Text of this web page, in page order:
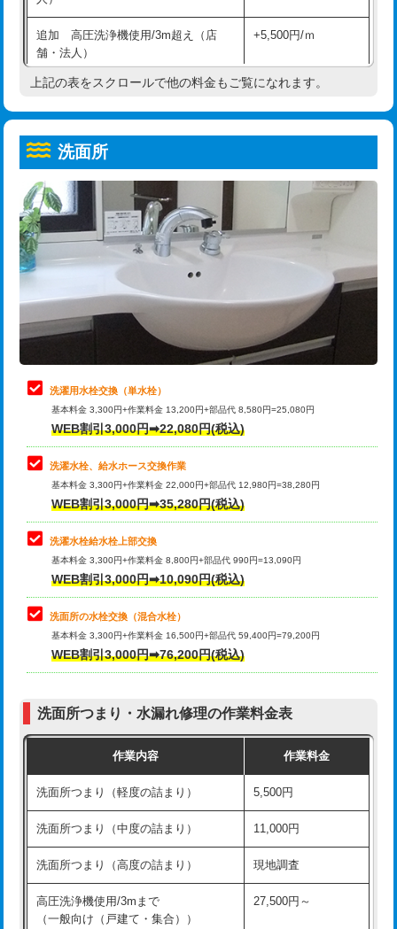
コンクリート斫り（厚さ10㎝超え）
モルタル補修（厚さ10㎝まで） 27,500円
モルタル補修（厚さ10㎝超え） 38,500円
洗面台設置 38,500円
追加人工
廃棄・処分 現場見積
※給水管工事は20mmまでの価格です。
給水管工事※（ホール加工)
給水管工事※（バンド止め) 3,300円
給水管工事※（支持金具設置) 5,500円
給水管工事※（保温材使用（バンド止
め込み）)
5,500円
給水管工事※（土の掘削・埋め戻し作
業)
11,000円
給水管工事※（塩ビ管（VP・HI）使
用/3ｍまで)
33,000円
給水管工事※（塩ビ管（VP・HI）使
用（追加）/3ｍ超え)
給水管工事※（ライニング鋼管・銅
管・ポリ管・HT管使用/3ｍまで)
44,000円
給水管工事※（ライニング鋼管・銅
管・ポリ管・HT管使用/3ｍ超え)
排水管工事（土の掘削・埋め戻し作
業）
排水管工事（排水管工事/3ｍまで） 55,000円
排水管工事（追加 排水管工事/3ｍ超
え）
マス交換（土の掘削・埋め戻し作業）
マス交換（深さ50㎝未満）
マス交換（深さ50㎝以上）
モルタル補修（厚さ10㎝まで） 27,500円
モルタル補修（厚さ10㎝超え） 38,500円
洗面台設置 38,500円
バスタブ設置 現場見積
追加人工 16,500円
追加 高圧洗浄機使用/3m超え（店
舗・法人）
+5,500円/ｍ
高度高圧洗浄換 現地調査
トーラー機使用/3mまで
追加トーラー機使用/3m超え +3,300円
カメラ調査 33,000円
桝清掃
止水・漏水調査・防水処理・清掃・修
理・調整・分解・加工など（軽作業）
11,000円
止水・漏水調査・防水処理・清掃・修
理・調整・分解・加工など（中作業）
22,000円
止水・漏水調査・防水処理・清掃・修
理・調整・分解・加工など（重作業）
33,000円
キッチンタンク脱着
その他部品の脱着
交換・取付（タンク）
交換・取付(単水栓（壁付・デッキ
式）)
交換・取付(混合水栓（壁付・デッキ
式・ワンホール）)
16,500円+材料費
（P/S/ポップアップ））
交換・取付（その他部品） 11,000円+材料費
持込商品取付（単水栓） 13,200円
持込商品取付（混合水栓） 16,500円
持込商品取付（浄水器・分岐水栓） 16,500円
給水管工事※（ホール加工) 16,500円
給水管工事※（バンド止め)
上記の表をスクロールで他の料金もご覧になれます。
洗面所
洗濯用水栓交換（単水栓）
基本料金 3,300円+作業料金 13,200円+部品代 8,580円=25,080円
WEB割引3,000円➡22,080円(税込)
洗濯水栓、給水ホース交換作業
基本料金 3,300円+作業料金 22,000円+部品代 12,980円=38,280円
WEB割引3,000円➡35,280円(税込)
洗濯水栓給水栓上部交換
基本料金 3,300円+作業料金 8,800円+部品代 990円=13,090円
WEB割引3,000円➡10,090円(税込)
洗面所の水栓交換（混合水栓）
基本料金 3,300円+作業料金 16,500円+部品代 59,400円=79,200円
WEB割引3,000円➡76,200円(税込)
洗面所つまり・水漏れ修理の作業料金表
作業内容 作業料金
洗面所つまり（軽度の詰まり） 5,500円
洗面所つまり（中度の詰まり） 11,000円
洗面所つまり（高度の詰まり） 現地調査
高圧洗浄機使用/3mまで
（一般向け（戸建て・集合））
27,500円～